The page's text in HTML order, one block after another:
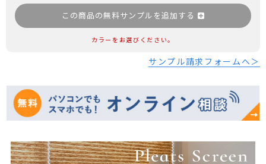
この商品の無料サンプルを追加する
カラーをお選びください。
サンプル請求フォームへ＞